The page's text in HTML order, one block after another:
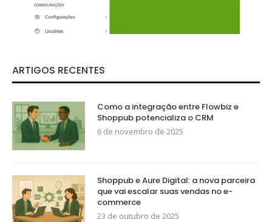
ARTIGOS RECENTES
Como a integração entre Flowbiz e
Shoppub potencializa o CRM
6 de novembro de 2025
Shoppub e Aure Digital: a nova parceira
que vai escalar suas vendas no e-
commerce
23 de outubro de 2025